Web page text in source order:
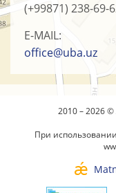
(+99871) 238-69-
E-MAIL:
office@uba.uz
2010 – 2026
При